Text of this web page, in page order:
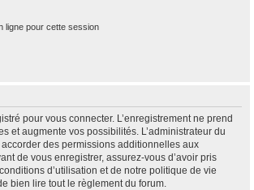
ligne pour cette session
pour vous connecter. L’enregistrement ne prend
et augmente vos possibilités. L’administrateur du
des permissions additionnelles aux
de vous enregistrer, assurez-vous d’avoir pris
d’utilisation et de notre politique de vie
bien lire tout le règlement du forum.